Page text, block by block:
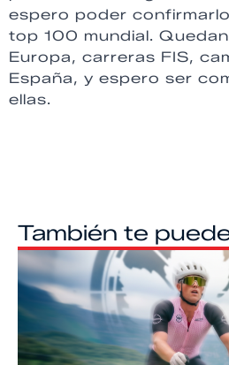
espero poder
top 100 mundial.
Europa, carreras FIS,
España, y espero ser
ellas.
También te